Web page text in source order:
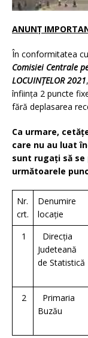
ANUNȚ
În conformitatea
Comisiei Centrale
LOCUINȚELOR 2021
înființa 2 puncte
fără deplasarea
Ca urmare,
care nu au luat
sunt rugați să
următoarele
Nr.
crt.
Denumire
locație
1
Direcția
Judeteană
de Statistică
2
Primaria
Buzău